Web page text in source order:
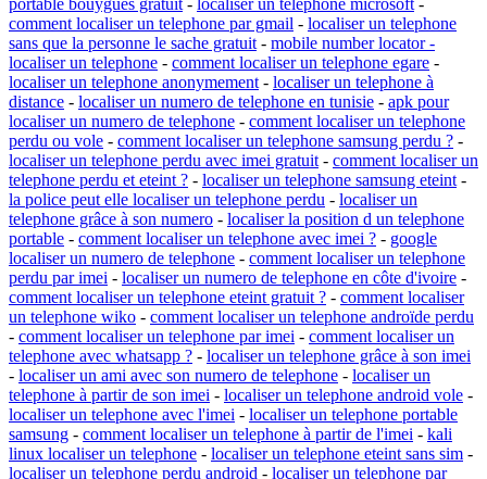
comment localiser un telephone par gmail - localiser un telephone
sans que la personne le sache gratuit - mobile number locator -
localiser un telephone - comment localiser un telephone egare -
localiser un telephone anonymement - localiser un telephone à
distance - localiser un numero de telephone en tunisie - apk pour
localiser un numero de telephone - comment localiser un telephone
perdu ou vole - comment localiser un telephone samsung perdu ? -
localiser un telephone perdu avec imei gratuit - comment localiser un
telephone perdu et eteint ? - localiser un telephone samsung eteint -
la police peut elle localiser un telephone perdu - localiser un
telephone grâce à son numero - localiser la position d un telephone
portable - comment localiser un telephone avec imei ? - google
localiser un numero de telephone - comment localiser un telephone
perdu par imei - localiser un numero de telephone en côte d'ivoire -
comment localiser un telephone eteint gratuit ? - comment localiser
un telephone wiko - comment localiser un telephone androïde perdu
- comment localiser un telephone par imei - comment localiser un
telephone avec whatsapp ? - localiser un telephone grâce à son imei
- localiser un ami avec son numero de telephone - localiser un
telephone à partir de son imei - localiser un telephone android vole -
localiser un telephone avec l'imei - localiser un telephone portable
samsung - comment localiser un telephone à partir de l'imei - kali
linux localiser un telephone - localiser un telephone eteint sans sim -
localiser un telephone perdu android - localiser un telephone par